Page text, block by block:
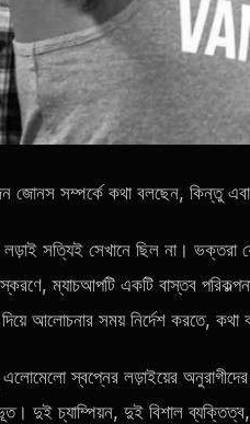
জোনস সম্পর্কে কথা বলছেন, কিন্তু এবার
সত্যিই সেখানে ছিল না। ভক্তরা
ম্যাচআপটি একটি বাস্তব
আলোচনার সময় নির্দেশ করতে, কথা
স্বপ্নের লড়াইয়ের
দুই চ্যাম্পিয়ন, দুই বিশাল ব্যক্তিত্ব,